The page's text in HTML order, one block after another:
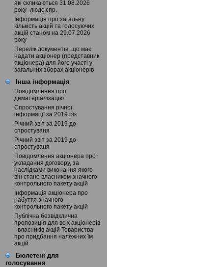
які скликаються 31.08.2026
року_людс.спр.
Інформація про загальну
кількість акцій та голосуючих
акцій станом на 29.07.2026
року
Перелік документів, що має
надати акціонер (представник
акціонера) для його участі у
загальних зборах акціонерів
Інша інформація
Повідомлення про
дематеріалізацію
Спростування річної
інформації за 2019 рік
Річний звіт за 2019 до
спростуваня
Річний звіт за 2019 до
спростуваня
Повідомлення акціонера про
укладання договору, за
наслідками виконання якого
він стане власником значного
контрольного пакету акцій
Інформація акціонера про
набуття значного
контрольного пакету акцій
Публічна безвідклична
пропозиція для всіх акціонерів
- власників акцій Товариства
про придбання належних їм
акцій
Бюлетені для
голосування